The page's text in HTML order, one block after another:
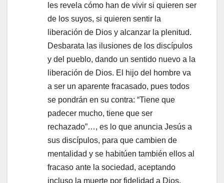
les revela cómo han de vivir si quieren ser
de los suyos, si quieren sentir la
liberación de Dios y alcanzar la plenitud.
Desbarata las ilusiones de los discípulos
y del pueblo, dando un sentido nuevo a la
liberación de Dios. El hijo del hombre va
a ser un aparente fracasado, pues todos
se pondrán en su contra: “Tiene que
padecer mucho, tiene que ser
rechazado”…, es lo que anuncia Jesús a
sus discípulos, para que cambien de
mentalidad y se habitúen también ellos al
fracaso ante la sociedad, aceptando
incluso la muerte por fidelidad a Dios.